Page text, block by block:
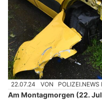
22.07.24 VON POLIZEI.NEWS
Am Montagmorgen (22.